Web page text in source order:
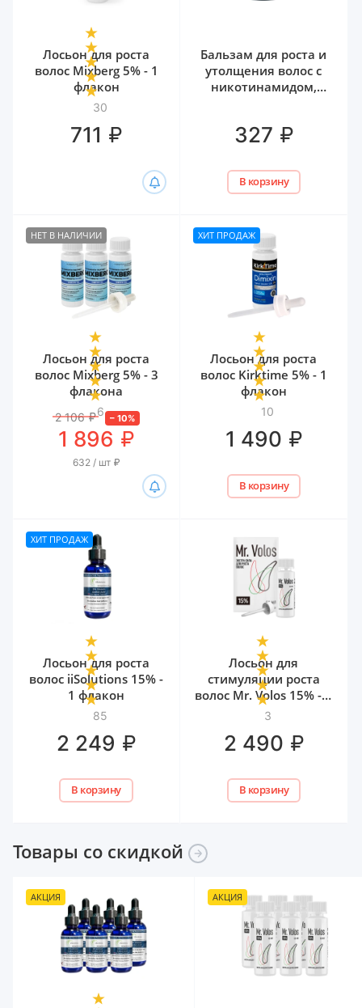
30
Лосьон для роста
волос Mixberg 5% - 1
флакон
711 ₽
Бальзам для роста и
утолщения волос с
никотинамидом,
300 мл
327 ₽
В корзину
НЕТ В НАЛИЧИИ
6
Лосьон для роста
волос Mixberg 5% - 3
флакона
2 106 ₽ –10%
1 896 ₽
632 / шт ₽
ХИТ ПРОДАЖ
10
Лосьон для роста
волос Kirktime 5% - 1
флакон
1 490 ₽
В корзину
ХИТ ПРОДАЖ
85
Лосьон для роста
волос iiSolutions 15% -
1 флакон
2 249 ₽
В корзину
3
Лосьон для
стимуляции роста
волос Mr. Volos 15% - 1
флакон
2 490 ₽
В корзину
Товары со скидкой
АКЦИЯ АКЦИЯ